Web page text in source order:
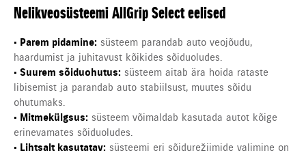
Nelikveosüsteemi AllGrip Select eelised
• Parem pidamine: süsteem parandab auto veojõudu,
haardumist ja juhitavust kõikides sõiduoludes.
• Suurem sõiduohutus: süsteem aitab ära hoida rataste
libisemist ja parandab auto stabiilsust, muutes sõidu
ohutumaks.
• Mitmekülgsus: süsteem võimaldab kasutada autot kõige
erinevamates sõiduoludes.
• Lihtsalt kasutatav: süsteemi eri sõidurežiimide valimine on